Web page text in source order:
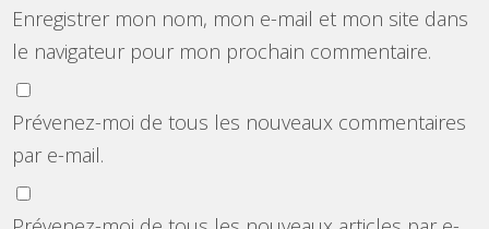
Enregistrer mon nom, mon e-mail et mon site dans
le navigateur pour mon prochain commentaire.
Prévenez-moi de tous les nouveaux commentaires
par e-mail.